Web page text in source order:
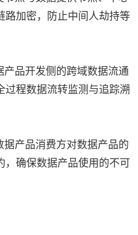
路加密，防止中间人劫持等
品开发侧的跨域数据流通
程数据流转监测与追踪溯
产品消费方对数据产品的
确保数据产品使用的不可